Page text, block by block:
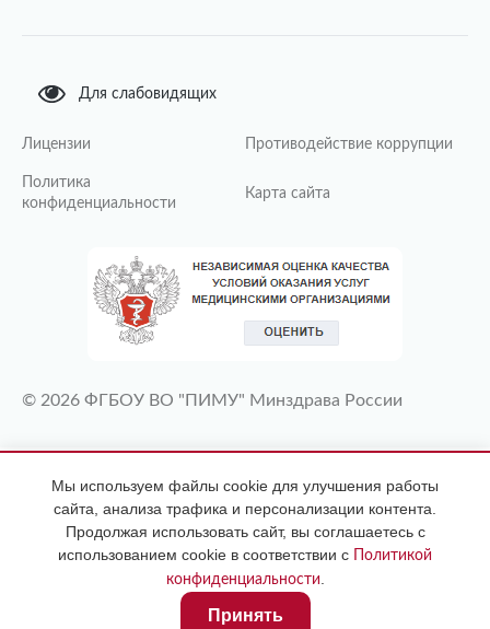
Для слабовидящих
Лицензии Противодействие коррупции
Политика
конфиденциальности
Карта сайта
© 2026 ФГБОУ ВО "ПИМУ" Минздрава России
ИМЕЮТСЯ ПРОТИВОПОКАЗАНИЯ
НЕОБХОДИМА КОНСУЛЬТАЦИЯ
СПЕЦИАЛИСТА
Мы используем файлы cookie для улучшения работы
сайта, анализа трафика и персонализации контента.
Продолжая использовать сайт, вы соглашаетесь с
использованием cookie в соответствии с
Политикой
конфиденциальности
Принять